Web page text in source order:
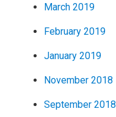
March 2019
February 2019
January 2019
November 2018
September 2018